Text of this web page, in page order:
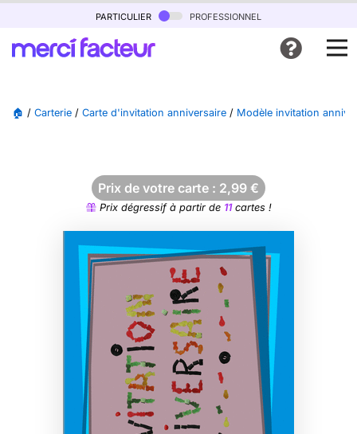
particulier professionnel
🏠 / Carterie / Carte d'invitation anniversaire / Modèle invitation
Prix de votre carte : 2,99 €
Prix dégressif à partir de 11cartes !